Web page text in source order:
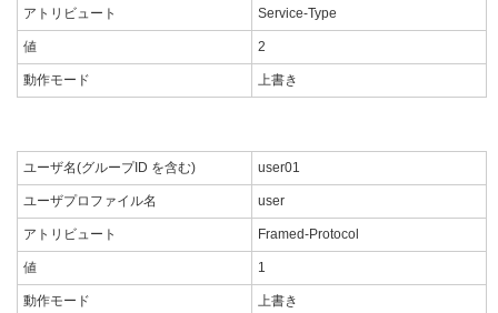
アトリビュート Service-Type
値 2
動作モード 上書き
ユーザ名(グループID を含む) user01
ユーザプロファイル名 user
アトリビュート Framed-Protocol
値 1
動作モード 上書き